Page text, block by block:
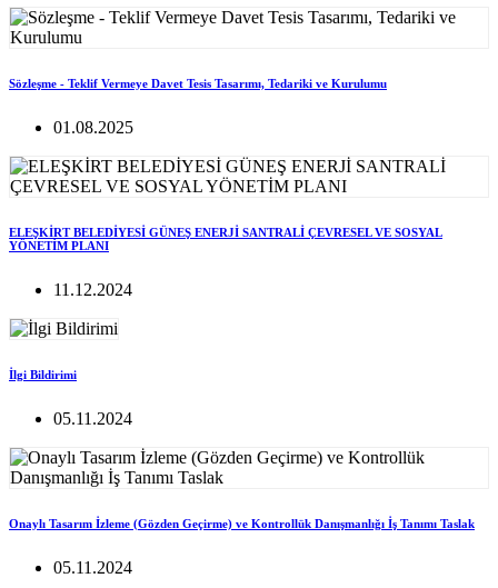
Sözleşme - Teklif Vermeye Davet Tesis Tasarımı, Tedariki ve Kurulumu
01.08.2025
ELEŞKİRT BELEDİYESİ GÜNEŞ ENERJİ SANTRALİ ÇEVRESEL VE SOSYAL
YÖNETİM PLANI
11.12.2024
İlgi Bildirimi
05.11.2024
Onaylı Tasarım İzleme (Gözden Geçirme) ve Kontrollük Danışmanlığı İş Tanımı Taslak
05.11.2024